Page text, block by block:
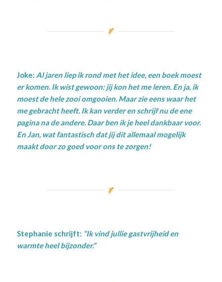
Joke: Al jaren liep ik rond met het idee, een boek moest
er komen. Ik wist gewoon: jij kon het me leren. En ja, ik
moest de hele zooi omgooien. Maar zie eens waar het
me gebracht heeft. Ik kan verder en schrijf nu de ene
pagina na de andere. Daar ben ik je heel dankbaar voor.
En Jan, wat fantastisch dat jij dit allemaal mogelijk
maakt door zo goed voor ons te zorgen!
Stephanie schrijft: “Ik vind jullie gastvrijheid en
warmte heel bijzonder.”